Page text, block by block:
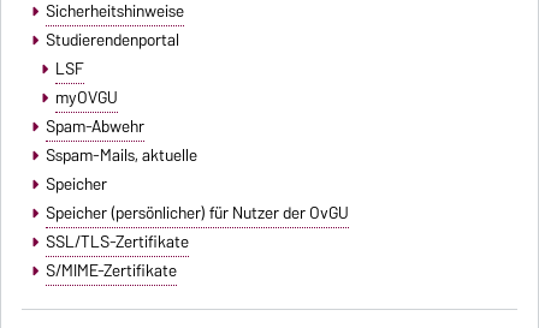
Sicherheitshinweise
Studierendenportal
LSF
myOVGU
Spam-Abwehr
Sspam-Mails, aktuelle
Speicher
Speicher (persönlicher) für Nutzer der OvGU
SSL/TLS-Zertifikate
S/MIME-Zertifikate